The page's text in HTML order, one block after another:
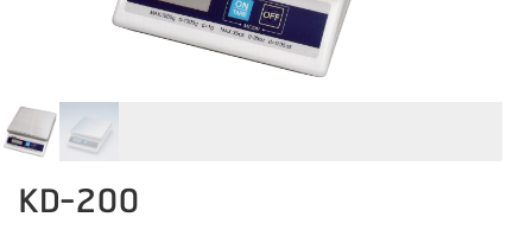
KD-200